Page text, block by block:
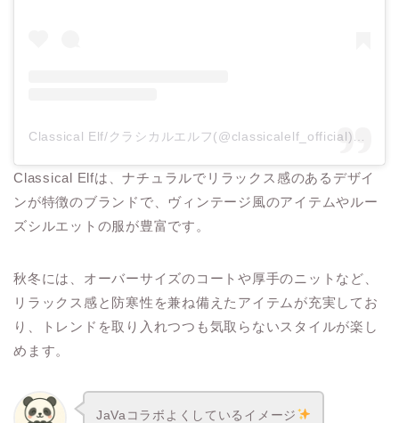
Classical Elfは、ナチュラルでリラックス感のあるデザイ
ンが特徴のブランドで、ヴィンテージ風のアイテムやルー
ズシルエットの服が豊富です。
秋冬には、オーバーサイズのコートや厚手のニットなど、
リラックス感と防寒性を兼ね備えたアイテムが充実してお
り、トレンドを取り入れつつも気取らないスタイルが楽し
めます。
JaVaコラボよくしているイメージ